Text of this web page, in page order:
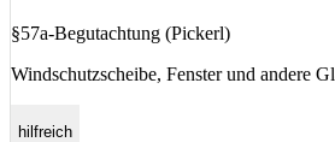
§57a-Begutachtung (Pickerl)
Windschutzscheibe, Fenster und andere
hilfreich